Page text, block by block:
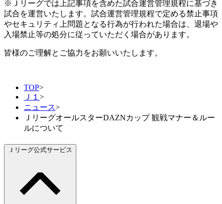
※Ｊリーグでは上記事項を含めた試合運営管理規程に基づき
試合を運営いたします。試合運営管理規程で定める禁止事項
やセキュリティ上問題となる行為が行われた場合は、退場や
入場禁止等の処分に従っていただく場合があります。
皆様のご理解とご協力をお願いいたします。
TOP>
Ｊ１ >
ニュース>
ＪリーグオールスターDAZNカップ 観戦マナー＆ルー
ルについて
Ｊリーグ公式サービス